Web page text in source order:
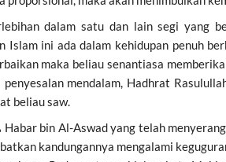
dalam satu dan lain segi yang
ini ada dalam kehidupan penuh
maka beliau senantiasa
mendalam, Hadhrat
beliau saw.
kandungannya mengalami